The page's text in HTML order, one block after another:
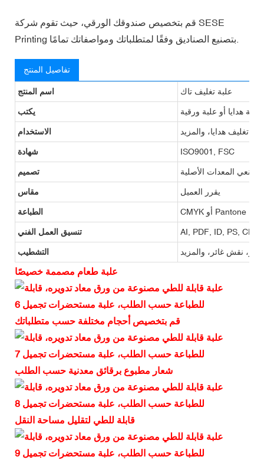
قم بتخصيص صندوقك الورقي، حيث تقوم شركة SESE
تفاصيل المنتج
اسم المنتج علبة تغليف تاك
يكتب علبة هدايا أو علبة ورقية
الاستخدام تغليف هدايا، والمزيد
شهادة ISO9001, FSC
تصميم مصنعي المعدات الأصلية
مقاس يقرر العميل
الطباعة CMYK أو Pantone
تنسيق العمل الفني AI, PDF, ID, PS, CDR
التشطيب نقش غائر، والمزيد
علبة طعام مصممة خصيصًا
قم بتخصيص أحجام مختلفة حسب متطلباتك
شعار مطبوع برقائق معدنية حسب الطلب
قابلة للطي لتقليل مساحة النقل